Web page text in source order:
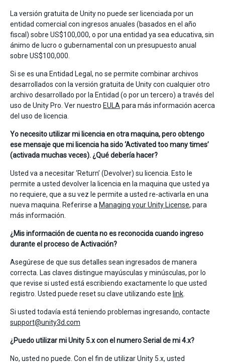
La versión gratuita de Unity no puede ser licenciada por un
entidad comercial con ingresos anuales (basados en el año
fiscal) sobre US$100,000, o por una entidad ya sea educativa, sin
ánimo de lucro o gubernamental con un presupuesto anual
sobre US$100,000.
Si se es una Entidad Legal, no se permite combinar archivos
desarrollados con la versión gratuita de Unity con cualquier otro
archivo desarrollado por la Entidad (o por un tercero) a través del
uso de Unity Pro. Ver nuestro EULA para más información acerca
del uso de licencia.
Yo necesito utilizar mi licencia en otra maquina, pero obtengo
ese mensaje que mi licencia ha sido ‘Activated too many times’
(activada muchas veces). ¿Qué debería hacer?
Usted va a necesitar ‘Return’ (Devolver) su licencia. Esto le
permite a usted devolver la licencia en la maquina que usted ya
no requiere, que a su vez le permite a usted re-activarla en una
nueva maquina. Referirse a Managing your Unity License, para
más información.
¿Mis información de cuenta no es reconocida cuando ingreso
durante el proceso de Activación?
Asegúrese de que sus detalles sean ingresados de manera
correcta. Las claves distingue mayúsculas y minúsculas, por lo
que revise si usted está escribiendo exactamente lo que usted
registro. Usted puede reset su clave utilizando este link
Si usted todavía está teniendo problemas ingresando, contacte
support@unity3d.com
¿Puedo utilizar mi Unity 5.x con el numero Serial de mi 4.x?
No, usted no puede. Con el fin de utilizar Unity 5.x, usted